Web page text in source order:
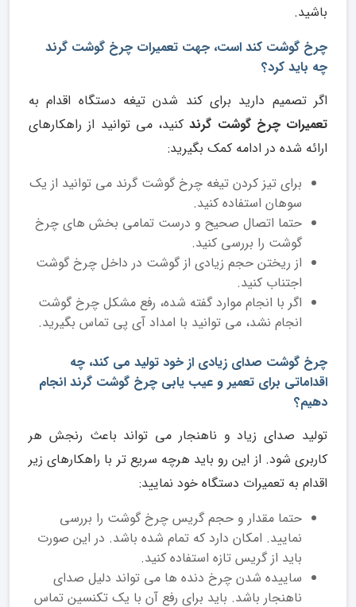
باشید.
چرخ گوشت کند است، جهت تعمیرات چرخ گوشت گرند
چه باید کرد؟
اگر تصمیم دارید برای کند شدن تیغه دستگاه اقدام به
تعمیرات چرخ گوشت گرندکنید، می توانید از راهکارهای
ارائه شده در ادامه کمک بگیرید:
برای تیز کردن تیغه چرخ گوشت گرند می توانید از یک
سوهان استفاده کنید.
حتما اتصال صحیح و درست تمامی بخش های چرخ
گوشت را بررسی کنید.
از ریختن حجم زیادی از گوشت در داخل چرخ گوشت
اجتناب کنید.
اگر با انجام موارد گفته شده، رفع مشکل چرخ گوشت
انجام نشد، می توانید با امداد آی پی تماس بگیرید.
چرخ گوشت صدای زیادی از خود تولید می کند، چه
اقداماتی برای تعمیر و عیب یابی چرخ گوشت گرند انجام
دهیم؟
تولید صدای زیاد و ناهنجار می تواند باعث رنجش هر
کاربری شود. از این رو باید هرچه سریع تر با راهکارهای زیر
اقدام به تعمیرات دستگاه خود نمایید:
حتما مقدار و حجم گریس چرخ گوشت را بررسی
نمایید. امکان دارد که تمام شده باشد. در این صورت
باید از گریس تازه استفاده کنید.
ساییده شدن چرخ دنده ها می تواند دلیل صدای
ناهنجار باشد. باید برای رفع آن با یک تکنسین تماس